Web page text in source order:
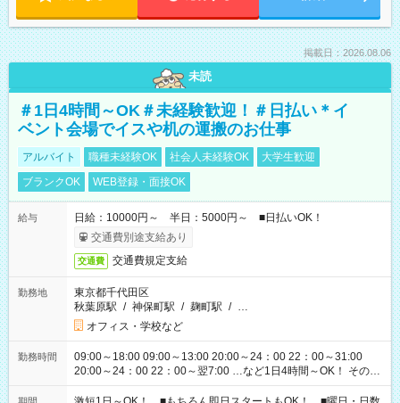
掲載日：2026.08.06
未読
＃1日4時間～OK＃未経験歓迎！＃日払い＊イ
ベント会場でイスや机の運搬のお仕事
アルバイト 職種未経験OK 社会人未経験OK
大学生歓迎
ブランクOK
WEB登録・面接OK
給与
日給：10000円～ 半日：5000円～ ■日払いOK！
交通費別途支給あり
交通費 交通費規定支給
勤務地
東京都千代田区
秋葉原駅 / 神保町駅 / 麹町駅 / …
オフィス・学校など
勤務時間
09:00～18:00 09:00～13:00 20:00～24：00 22：00～31:00
20:00～24：00 22：00～翌7:00 …など1日4時間～OK！ その他
シフトもございます！ お気軽にご相談ください！